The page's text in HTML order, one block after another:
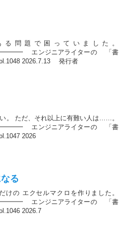
問題で困っていました。
エンジニアライターの 「書
2026.7.13 発行者
。 ただ、それ以上に有難い人は……。
エンジニアライターの 「書
2026
る
けの エクセルマクロを作りました。
エンジニアライターの 「書
2026.7